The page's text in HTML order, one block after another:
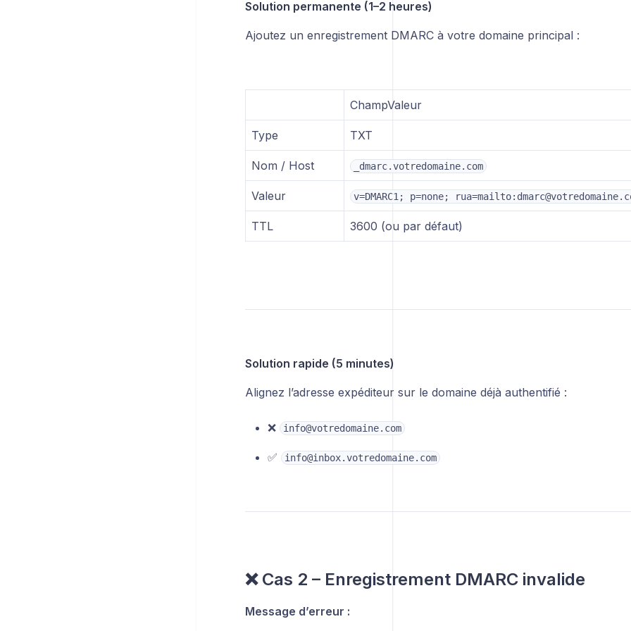
Solution permanente (1–2 heures)
Ajoutez un enregistrement DMARC à votre domaine principal :
ChampValeur
Type TXT
Nom / Host _dmarc.votredomaine.com
Valeur v=DMARC1; p=none;
TTL 3600 (ou par défaut)
Solution rapide (5 minutes)
Alignez l’adresse expéditeur sur le domaine déjà authentifié :
❌ info@votredomaine.com
✅ info@inbox.votredomaine.com
❌ Cas 2 – Enregistrement DMARC invalide
Message d’erreur :